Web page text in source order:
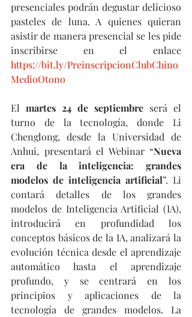
presenciales podrán degustar delicioso
pasteles de luna. A quienes quieran
asistir de manera presencial se les pide
https://bit.ly/PreinscripcionClubChino
MedioOtono
El martes 24 de septiembre será el
turno de la tecnología, donde Li
Chenglong, desde la Universidad de
Anhui, presentará el Webinar “Nueva
era de la inteligencia: grandes
modelos de inteligencia artificial”. Li
contará detalles de los grandes
modelos de Inteligencia Artificial (IA),
introducirá en profundidad los
conceptos básicos de la IA, analizará la
evolución técnica desde el aprendizaje
automático hasta el aprendizaje
profundo, y se centrará en los
principios y aplicaciones de la
tecnología de grandes modelos. La